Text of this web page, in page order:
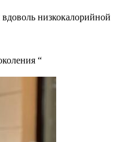
низкокалорийной
“